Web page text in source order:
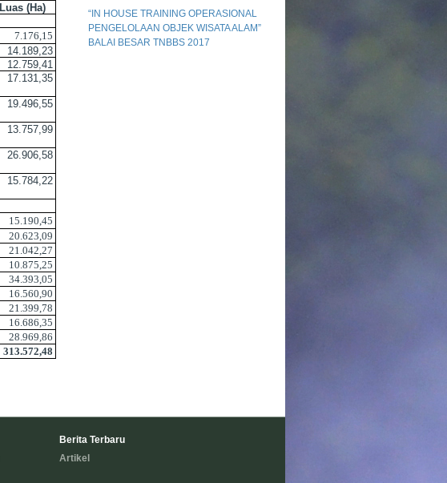
Luas (Ha)
7.176,15
14.189,23
12.759,41
17.131,35
19.496,55
13.757,99
26.906,58
15.784,22
15.190,45
20.623,09
21.042,27
10.875,25
34.393,05
16.560,90
21.399,78
16.686,35
28.969,86
313.572,48
“IN HOUSE TRAINING OPERASIONAL
PENGELOLAAN OBJEK WISATA ALAM”
BALAI BESAR TNBBS 2017
Berita Terbaru
Artikel